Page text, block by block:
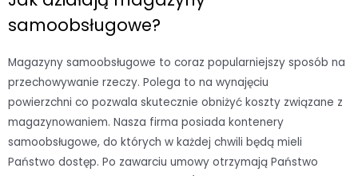
samoobsługowe?
Magazyny samoobsługowe to coraz popularniejszy sposób na
przechowywanie rzeczy. Polega to na wynajęciu
powierzchni co pozwala skutecznie obniżyć koszty związane z
magazynowaniem. Nasza firma posiada kontenery
samoobsługowe, do których w każdej chwili będą mieli
Państwo dostęp. Po zawarciu umowy otrzymają Państwo